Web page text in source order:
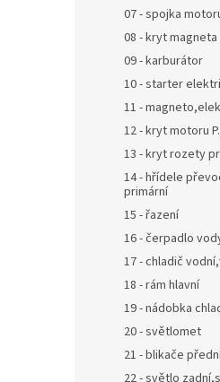
07 - spojka
08 - kryt magneta
09 - karburátor
10 - starter
11 -
12 - kryt motoru P.
13 - kryt rozety
14 - hřídele
primární
15 - řazení
16 - čerpadlo
17 - chladič
18 - rám hlavní
19 - nádobka
20 - světlomet
21 - blikače
22 - světlo